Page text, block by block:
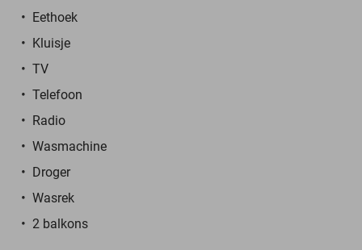
Eethoek
Kluisje
TV
Telefoon
Radio
Wasmachine
Droger
Wasrek
2 balkons